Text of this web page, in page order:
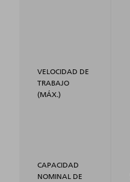
VELOCIDAD DE
TRABAJO
(MÁX.)
CAPACIDAD
NOMINAL DE